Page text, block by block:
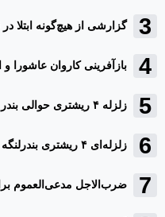
گزارشی از هیچ‌گونه ابتلا
بازآفرینی کاروان عاشورا
زلزله ۴ ریشتری حوالی بندر لنگه را لرزاند
زلزله‌ای ۴ ریشتری بندرلنگه را لرزاند
ضرب‌الاجل مدعی‌العموم برای رفع ۱۳ نقطه